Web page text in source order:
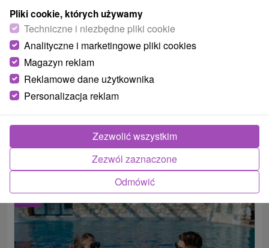
Pobyt seniora z pakietem usług w
promocyjnej cenie: Relaks i relaks w
uzdrowisku
Uzdrowisko Lúčky
Od 3 Noce
Pełne Wyżywienie
Pozwól się rozpieszczać uzdrawiającą wodą,
pysznym jedzeniem i życzliwym podejściem, które
zregeneruje zarówno ciało, jak i umysł.
2.
Pliki cookie, których używamy
Techniczne i niezbędne pliki cookie
Analityczne i marketingowe pliki cookies
Magazyn reklam
Reklamowe dane użytkownika
Personalizacja reklam
Odmówić
Zezwól zaznaczone
Zezwolić wszystkim